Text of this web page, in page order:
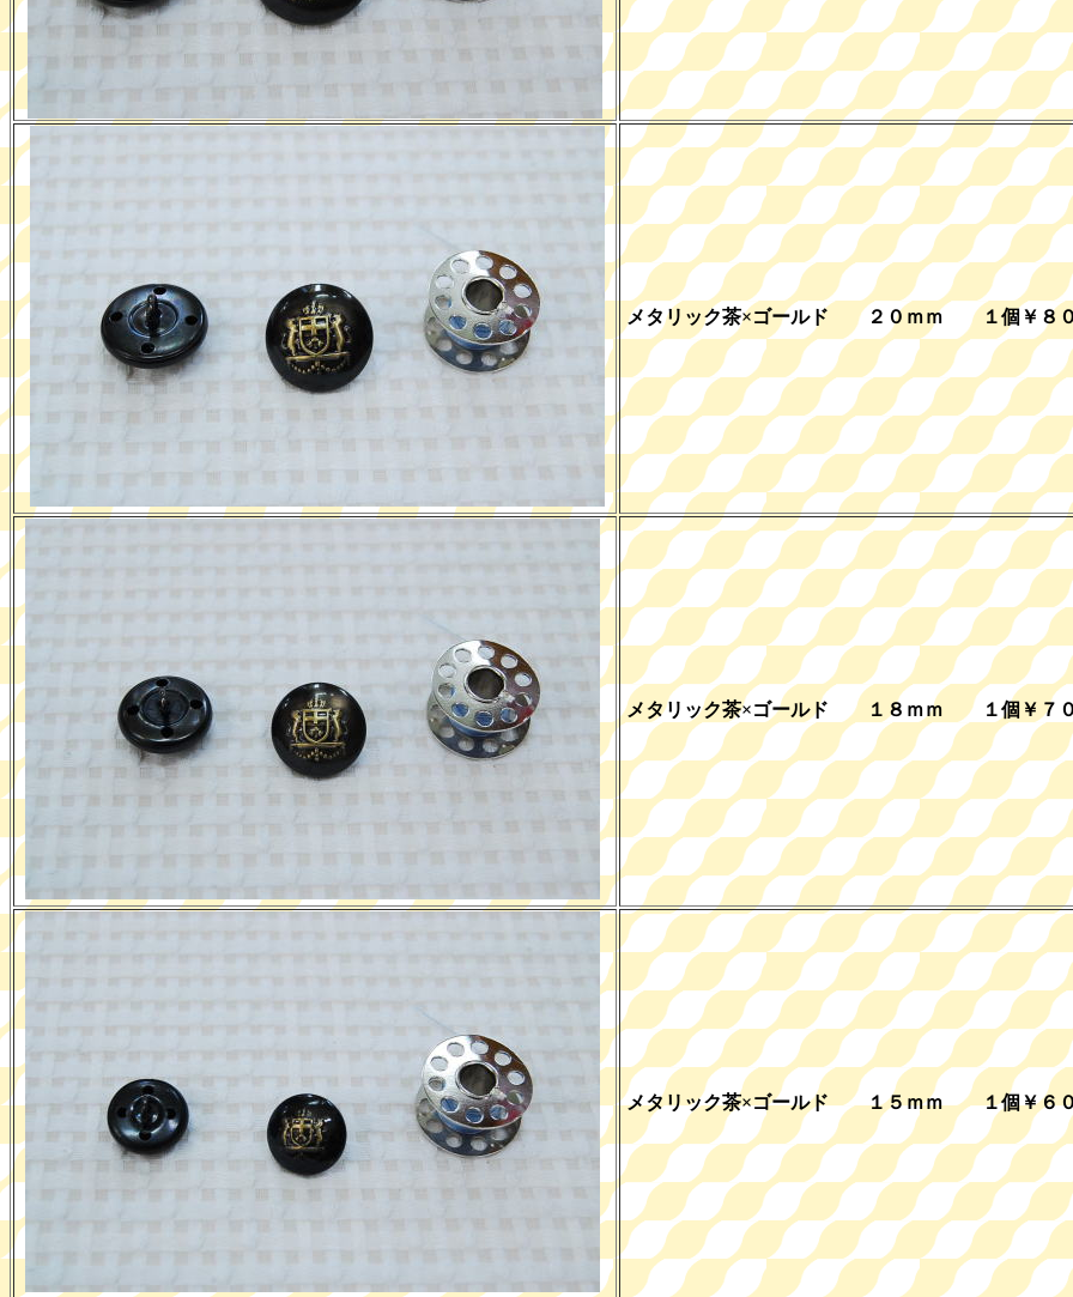
メタリック茶×ゴールド ２０ｍｍ １個￥８
メタリック茶×ゴールド １８ｍｍ １個￥７
メタリック茶×ゴールド １５ｍｍ １個￥６